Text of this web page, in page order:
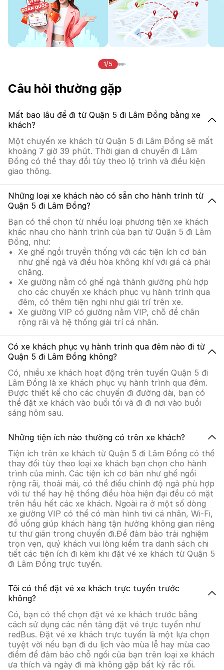
1/5
Câu hỏi thường gặp
Mất bao lâu để đi từ Quận 5 đi Lâm Đồng bằng xe
khách?
Một chuyến xe khách từ Quận 5 đi Lâm Đồng sẽ mất
khoảng 7 giờ 39 phút. Thời gian di chuyển đi Lâm
Đồng có thể thay đổi tùy theo lộ trình và điều kiện
giao thông.
Những loại xe khách nào có sẵn cho hành trình từ
Quận 5 đi Lâm Đồng?
Bạn có thể chọn từ nhiều loại phương tiện xe khách
khác nhau cho hành trình của bạn từ Quận 5 đi Lâm
Đồng, như:
Xe ghế ngồi truyền thống với các tiện ích cơ bản
như ghế ngả và điều hòa không khí với giá cả phải
chăng.
Xe giường nằm có ghế ngả thành giường phù hợp
cho các chuyến xe khách phục vụ hành trình qua
đêm, có thêm tiện nghi như giải trí trên xe.
Xe giường VIP có giường nằm VIP, chỗ để chân
rộng rãi và hệ thống giải trí cá nhân.
Có xe khách phục vụ hành trình qua đêm nào đi từ
Quận 5 đi Lâm Đồng không?
Có, nhiều xe khách hoạt động trên tuyến Quận 5 đi
Lâm Đồng là xe khách phục vụ hành trình qua đêm.
Được thiết kế cho các chuyến đi đường dài, bạn có
thể đặt xe khách vào buổi tối và đi đi nơi vào buổi
sáng hôm sau.
Những tiện ích nào thường có trên xe khách?
Tiện ích trên xe khách từ Quận 5 đi Lâm Đồng có thể
thay đổi tùy theo loại xe khách bạn chọn cho hành
trình của mình. Các tiện ích cơ bản như ghế ngồi
rộng rãi, thoải mái, có thể điều chỉnh độ ngả phù hợp
với tư thế hay hệ thống điều hòa hiện đại đều có mặt
trên hầu hết các xe khách. Ngoài ra ở một số dòng
xe giường VIP có thể có màn hình tivi cá nhân, Wi-Fi,
đồ uống giúp khách hàng tận hưởng không gian riêng
tư thư giãn trong chuyến đi.Để đảm bảo trải nghiệm
trọn vẹn, quý khách vui lòng kiểm tra danh sách chi
tiết các tiện ích đi kèm khi đặt vé xe khách từ Quận 5
đi Lâm Đồng trực tuyến.
Tôi có thể đặt vé xe khách trực tuyến trước
không?
Có, bạn có thể chọn đặt vé xe khách trước bằng
cách sử dụng các nền tảng đặt vé trực tuyến như
redBus. Đặt vé xe khách trực tuyến là một lựa chọn
tuyệt vời nếu bạn đi du lịch vào mùa lễ hay mùa cao
điểm để đảm bảo chỗ ngồi của bạn trên loại xe khách
ưa thích và ngày đi mà không gặp bất kỳ rắc rối.